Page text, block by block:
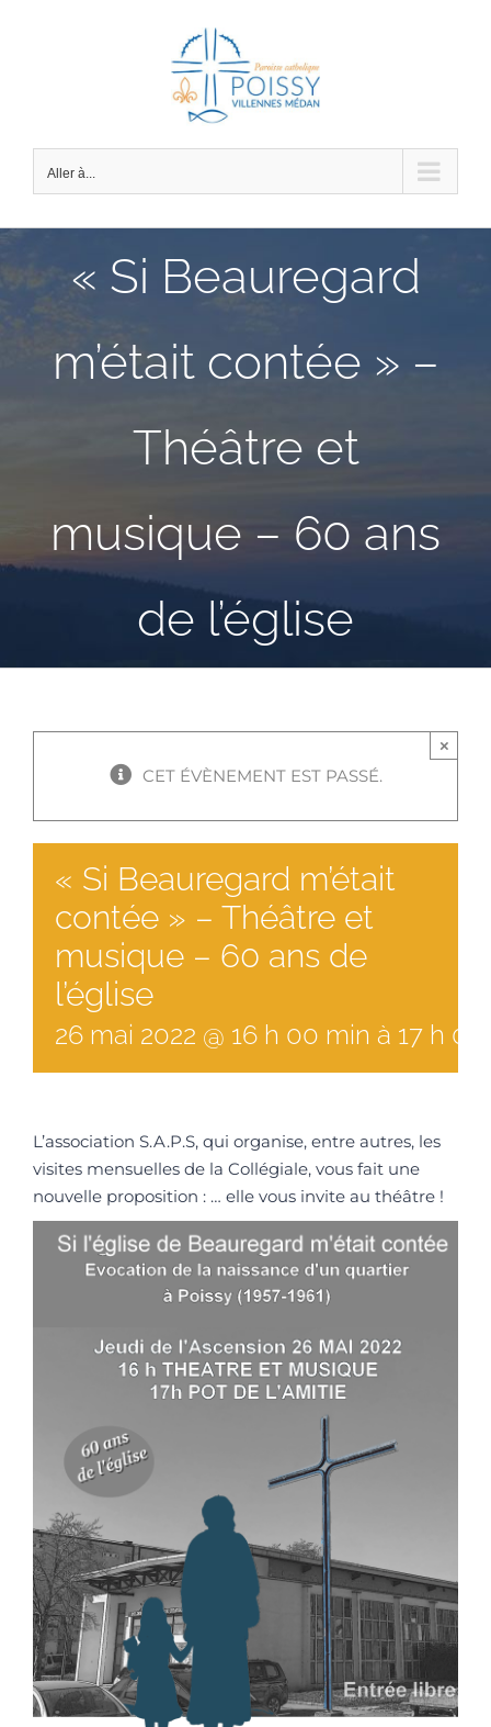
Aller à...
« Si Beauregard
m’était contée » –
Théâtre et
musique – 60 ans
de l’église
CET ÉVÈNEMENT EST PASSÉ.
×
« Si Beauregard m’était
contée » – Théâtre et
musique – 60 ans de
l’église
26 mai 2022 @ 16 h 00 min à 17 h
L’association S.A.P.S, qui organise, entre autres, les
visites mensuelles de la Collégiale, vous fait une
nouvelle proposition : … elle vous invite au théâtre !